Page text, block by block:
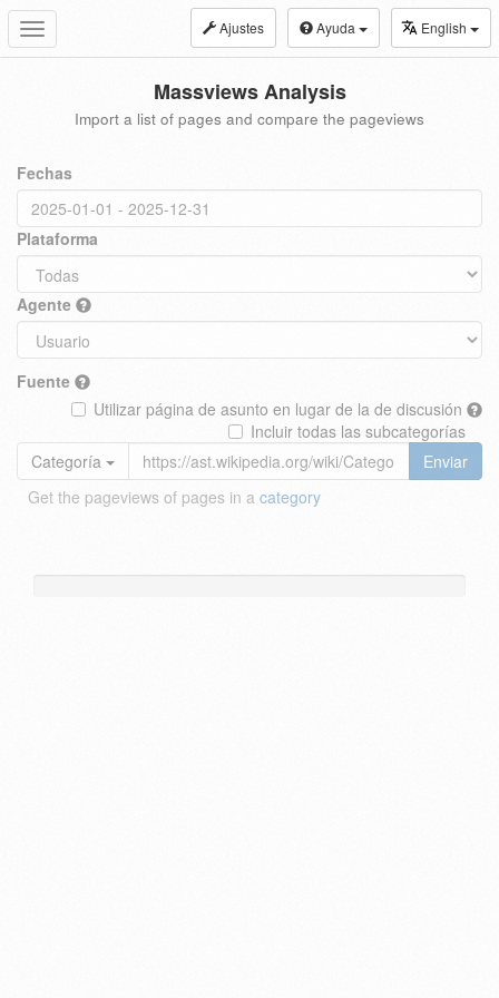
Toggle
navigation
Ajustes Ayuda English
Massviews Analysis
Import a list of pages and compare the pageviews
Fechas
Plataforma
Agente
Fuente
Utilizar página de asunto en lugar de la de discusión
Incluir todas las subcategorías
Categoría
Enviar
Get the pageviews of pages in a category